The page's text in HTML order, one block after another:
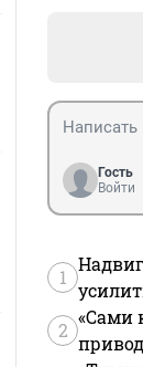
Гость
Войти
1
2
«Сами